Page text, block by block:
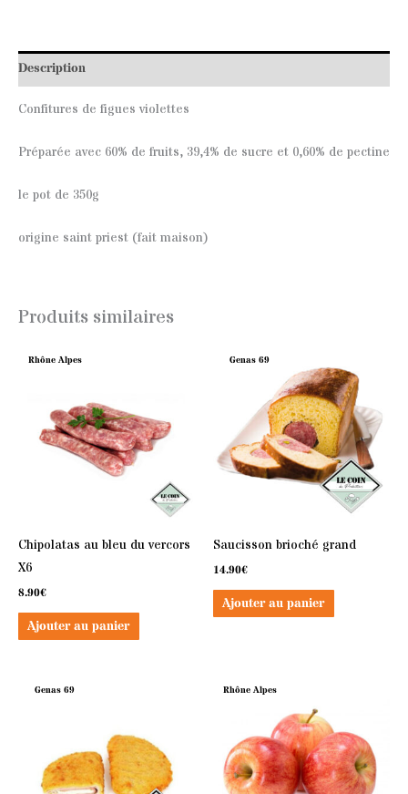
Description
Confitures de figues violettes
Préparée avec 60% de fruits, 39,4% de sucre et 0,60% de pectine
le pot de 350g
origine saint priest (fait maison)
Produits similaires
Rhône Alpes
Chipolatas au bleu du vercors
X6
8.90€
Ajouter au panier
Genas 69
Saucisson brioché grand
14.90€
Ajouter au panier
Genas 69 Rhône Alpes